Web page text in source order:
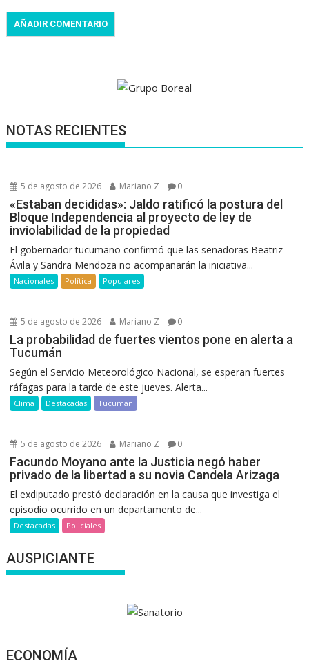
NOTAS RECIENTES
5 de agosto de 2026 Mariano Z 0
«Estaban decididas»: Jaldo ratificó la postura del
Bloque Independencia al proyecto de ley de
inviolabilidad de la propiedad
El gobernador tucumano confirmó que las senadoras Beatriz
Ávila y Sandra Mendoza no acompañarán la iniciativa...
Nacionales Política Populares
5 de agosto de 2026 Mariano Z 0
La probabilidad de fuertes vientos pone en alerta a
Tucumán
Según el Servicio Meteorológico Nacional, se esperan fuertes
ráfagas para la tarde de este jueves. Alerta...
Clima Destacadas Tucumán
5 de agosto de 2026 Mariano Z 0
Facundo Moyano ante la Justicia negó haber
privado de la libertad a su novia Candela Arizaga
El exdiputado prestó declaración en la causa que investiga el
episodio ocurrido en un departamento de...
Destacadas Policiales
AUSPICIANTE
ECONOMÍA